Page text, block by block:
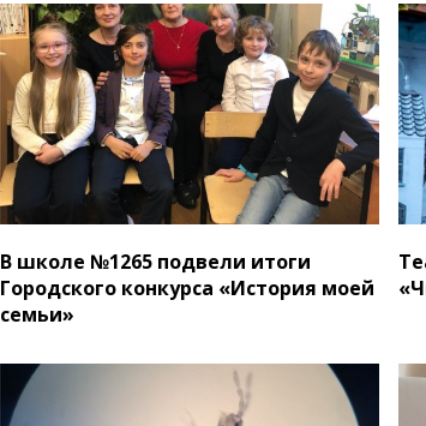
В школе №1265 подвели итоги
Городского конкурса «История моей
семьи»